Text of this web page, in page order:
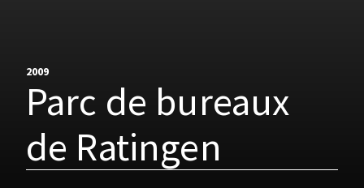
2009
Parc de bureaux
de Ratingen